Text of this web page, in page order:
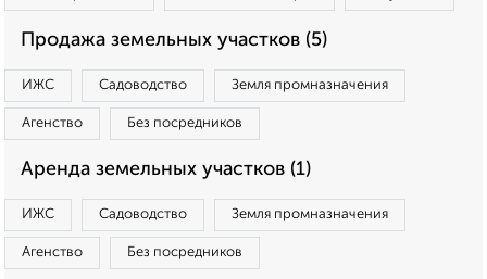
Продажа земельных участков (5)
ИЖС Садоводство Земля промназначения
Агенство Без посредников
Аренда земельных участков (1)
ИЖС Садоводство Земля промназначения
Агенство Без посредников